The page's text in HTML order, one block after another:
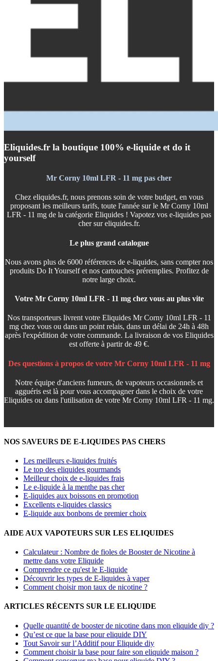
Eliquides.fr la boutique 100% e-liquide et do it
yourself
Mr Corny 10ml LFR - 11 mg pas cher
Chez eliquides.fr, nous prenons soin de votre budget, en vous
proposant les meilleurs tarifs, toute l'année sur le Mr Corny 10ml
LFR - 11 mg de la catégorie Eliquides ! Vapotez vos e-liquides pas
cher sur eliquides.fr.
Le plus grand catalogue
Nous avons plus de 6000 références de e-liquides, sans compter nos
produits Do It Yourself et nos cartouches préremplies. Profitez de
notre large choix.
Votre Mr Corny 10ml LFR - 11 mg chez vous au plus vite
Nos transporteurs livrent votre Eliquides Mr Corny 10ml LFR - 11
mg chez vous ou dans un point relais, dans un délai de 24h à 48h
après l'expédition de votre commande. La livraison de vos Eliquides
est offerte à partir de 49 €.
Des questions à propos de votre Mr Corny 10ml LFR - 11 mg
Notre équipe d'anciens fumeurs, de vapoteurs occasionnels et
agguéris est là pour vous accompagner dans le choix de votre
Eliquides ou dans l'utilisation de votre Mr Corny 10ml LFR - 11 mg.
NOS SAVEURS DE E-LIQUIDES PAS CHERS
Les meilleurs e-liquides fruités
Le top des eliquides gourmands
Meilleur choix de e-liquides frais
Le e-liquide à la menthe pas cher
E-liquides aux boissons en promotion
Excellents e-liquides classics
E-liquide aux bonbons de premier choix
AIDE AUX VAPOTEURS SUR LES ELIQUIDES
Calculateur : Nombre de fioles de Booster de Nicotine à
mettre dans votre Eliquide
Comprendre ce qu'est le E-liquide
Découvrir les types de E-liquides à vaper
Comment choisir mon taux de nicotine ?
ARTICLES RÉCENTS SUR LE ELIQUIDE
Quelle quantité de booster de nicotine dans mon eliquide diy ?
Qu’est ce que la base pour eliquide DIY
Tout Savoir sur l’Additif pour Eliquide diy
Comment choisir la base pour faire son eliquide maison ?